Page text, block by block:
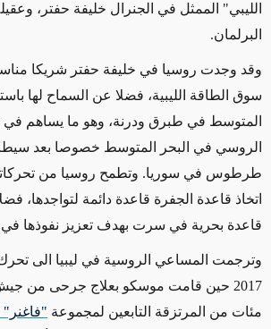
الليبي" الممثل في الجنرال خليفة حفتر،
البرلمان.
وقد وجدت روسيا في خليفة حفتر شريكا
سوق الطاقة الليبية، فضلا عن السماح لها
المتوسط في طبرق ودرنة، وهو ما يساهم في
الروسي في البحر المتوسط خصوصا بعد
طرطوس في سوريا. وتطمح روسيا من تحركاتها
اتخاذ قاعدة الجفرة قاعدة دائمة لتواجدها،
قاعدة بحرية في سرت بهدف تعزيز نفوذها في
وترجمت المساعي الروسية في ليبيا الى
2017 حين قامت موسكو بعلاج جرحى من
مئات من المرتزقة التابعين لمجموعة "فاغنر"